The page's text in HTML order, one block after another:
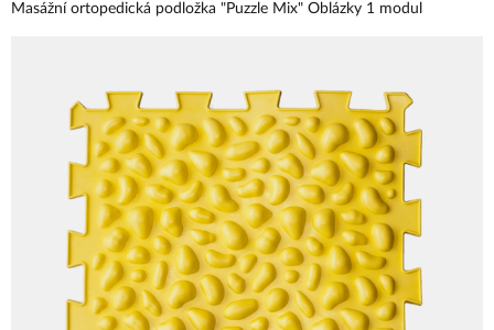
Masážní ortopedická podložka "Puzzle Mix" Oblázky 1 modul